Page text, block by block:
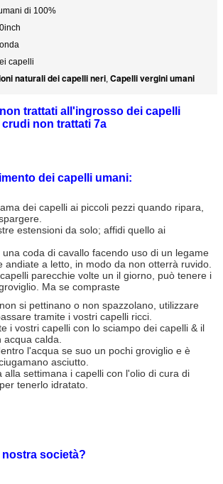
di 100%
capelli
naturali dei capelli neri, Capelli vergini umani
trattati all'ingrosso dei capelli
non trattati 7a
dei capelli umani:
dei capelli ai piccoli pezzi quando ripara,
estensioni da solo; affidi quello ai
coda di cavallo facendo uso di un legame
andiate a letto, in modo da non otterrà ruvido.
parecchie volte un il giorno, può tenere i
Ma se compraste
si pettinano o non spazzolano, utilizzare
tramite i vostri capelli ricci.
i vostri capelli con lo sciampo dei capelli & il
calda.
l'acqua se suo un pochi groviglio e è
asciutto.
alla settimana i capelli con l'olio di cura di
tenerlo idratato.
nostra società?